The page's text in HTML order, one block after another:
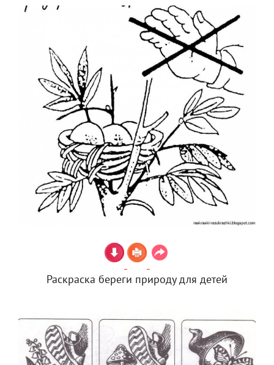
Раскраска береги природу для детей